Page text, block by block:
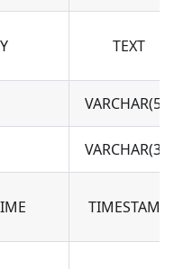
TEXT
VARCHAR(50)
VARCHAR(30)
TIMESTAMP